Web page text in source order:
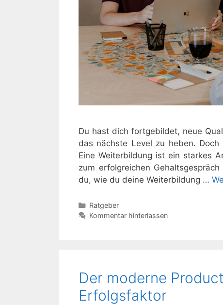
Du hast dich fortgebildet, neue
das nächste Level zu heben.
Eine Weiterbildung ist ein starkes
zum erfolgreichen
du, wie du deine Weiterbildung …
Kategorien
Ratgeber
Kommentar hinterlassen
Der moderne
Erfolgsfaktor